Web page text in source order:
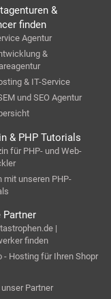
&
finden
Agentur
&
& IT-Service
und SEO Agentur
& PHP Tutorials
für PHP- und Web-
mit unseren PHP-
Partner
|
finden
- Hosting für Ihren Shopr
Partner